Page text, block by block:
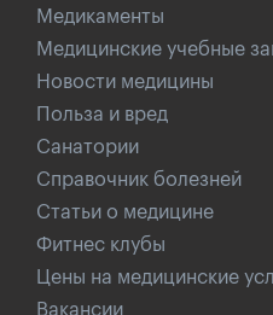
Медикаменты
Медицинские учебные
Новости медицины
Польза и вред
Санатории
Справочник болезней
Статьи о медицине
Фитнес клубы
Цены на медицинские
Вакансии